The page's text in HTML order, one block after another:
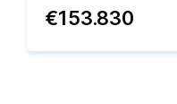
€153.830